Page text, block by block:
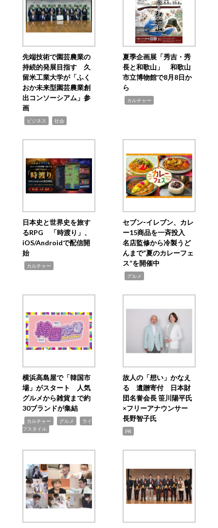
先端技術で園芸農業の
持続的発展目指す 久
留米工業大学が「ふく
おか未来型園芸農業創
出コンソーシアム」参
画
ビジネス 社会
夏季企画展「秀吉・秀
長と和歌山」 和歌山
市立博物館で8月8日か
ら
カルチャー
日本史と世界史を旅す
るRPG 「時渡り」、
iOS/Androidで配信開
始
カルチャー
セブン‐イレブン、カレ
ー15商品を一斉投入
名店監修から冷製うど
んまで“夏のカレーフェ
ス”を開催中
グルメ
横浜高島屋で「韓国市
場」がスタート 人気
グルメから雑貨まで約
30ブランドが集結
カルチャー グルメ
ライ
フスタイル
故人の「想い」かなえ
る 遺贈寄付 日本財
団名誉会長 笹川陽平氏
×フリーアナウンサー
長野智子氏
PR